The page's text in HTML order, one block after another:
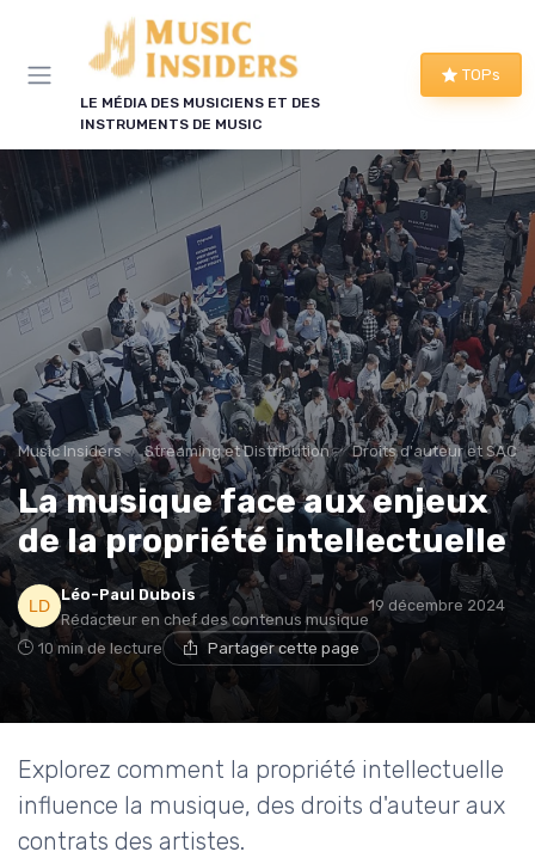
LE MÉDIA DES MUSICIENS ET DES
INSTRUMENTS DE MUSIC
TOPs
Music Insiders Streaming et Distribution Droits d'auteur et
La musique face aux enjeux
de la propriété intellectuelle
Léo-Paul Dubois
Rédacteur en chef des contenus musique
19 décembre 2024
10 min de lecture Partager cette page
Explorez comment la propriété intellectuelle
influence la musique, des droits d'auteur aux
contrats des artistes.
Panneau de gestion des cookies